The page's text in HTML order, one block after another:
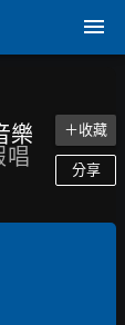
樂
唱
＋收藏
分享